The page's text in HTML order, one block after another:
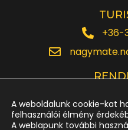
+36-
A weboldalunk cookie-kat
felhasználói élmény
A weblapunk további